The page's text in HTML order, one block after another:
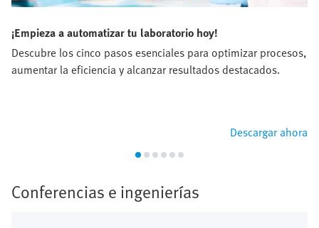
¡Empieza a automatizar tu laboratorio hoy!
Descubre los cinco pasos esenciales para optimizar procesos,
aumentar la eficiencia y alcanzar resultados destacados.
Descargar ahora
Conferencias e ingenierías